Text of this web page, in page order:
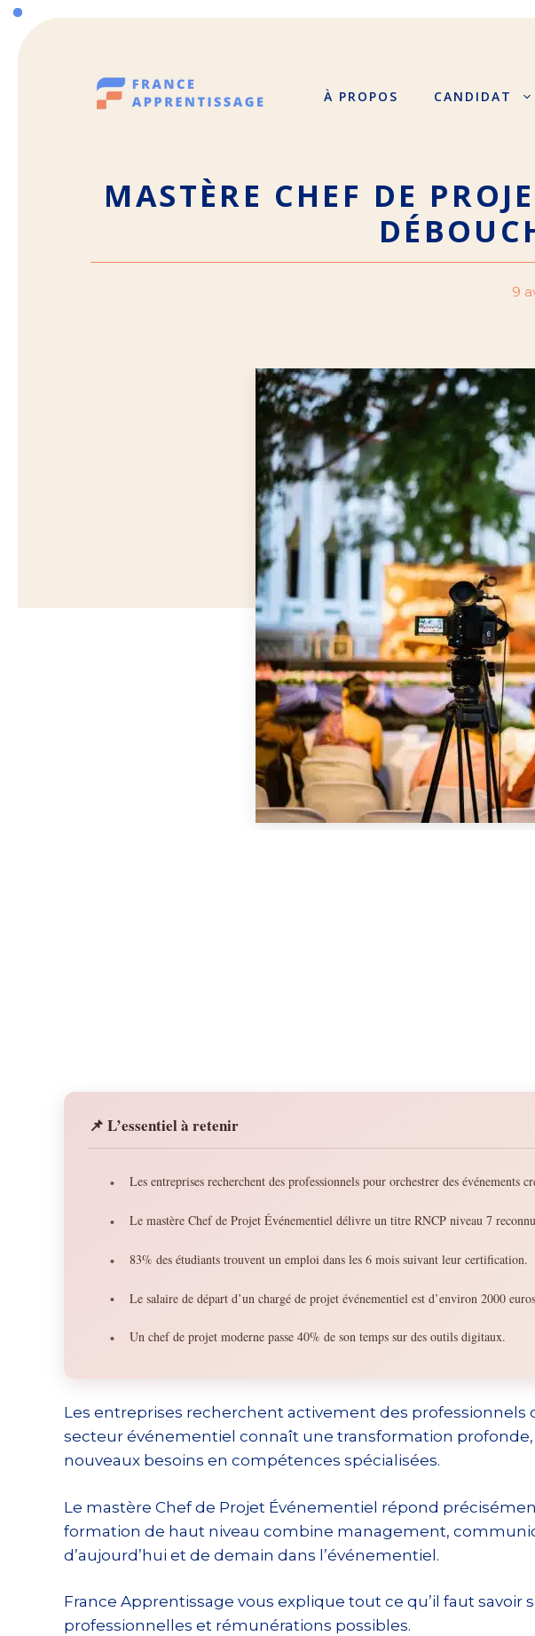
Aller
À PROPOS CANDIDAT
MASTÈRE CHEF DE
9
📌 L’essentiel à retenir
• Les entreprises recherchent des professionnels pour orchestrer des événements
• Le mastère Chef de Projet Événementiel délivre un titre RNCP niveau 7
• 83% des étudiants trouvent un emploi dans les 6 mois suivant leur certification.
• Le salaire de départ d’un chargé de projet événementiel est d’environ 2000
• Un chef de projet moderne passe 40% de son temps sur des outils digitaux.
Les entreprises recherchent activement des professionnels
secteur événementiel connaît une transformation
nouveaux besoins en compétences spécialisées.
Le mastère Chef de Projet Événementiel répond
formation de haut niveau combine management,
d’aujourd’hui et de demain dans l’événementiel.
France Apprentissage vous explique tout ce qu’il faut
professionnelles et rémunérations possibles.